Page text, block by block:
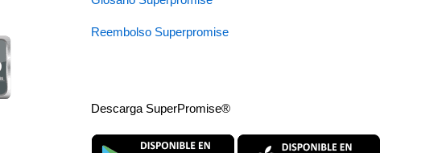
Reembolso Superpromise
Descarga SuperPromise®